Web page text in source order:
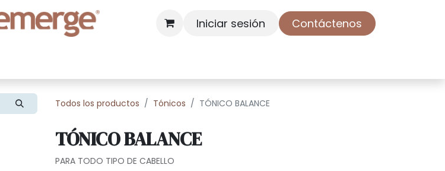
Iniciar sesión Contáctenos
Todos los productos Tónicos TÓNICO BALANCE
TÓNICO BALANCE
PARA TODO TIPO DE CABELLO